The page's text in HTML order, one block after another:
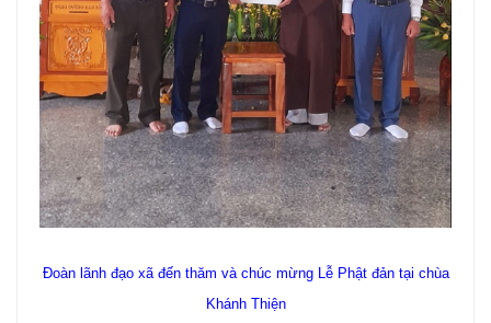
Đoàn lãnh đạo xã đến thăm và chúc mừng Lễ Phật đản tại chùa
Khánh Thiện